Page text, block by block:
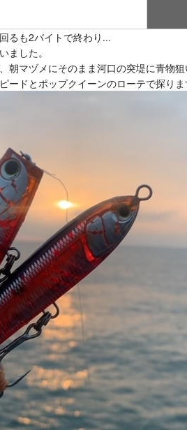
るも2バイトで終わり...
ました。
朝マヅメにそのまま河口の突堤に青物狙
ードとポップクイーンのローテで探りま